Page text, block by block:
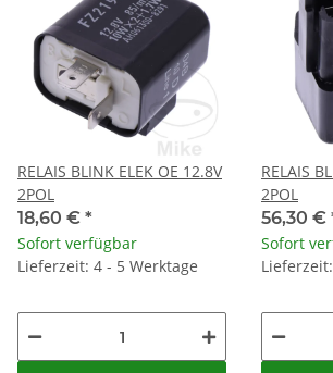
RELAIS BLINK ELEK OE 12.8V
2POL
18,60 € *
Sofort verfügbar
Lieferzeit: 4 - 5 Werktage
RELAIS
2POL
56,30 €
Sofort